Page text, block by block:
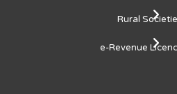
Rural
e-Revenue